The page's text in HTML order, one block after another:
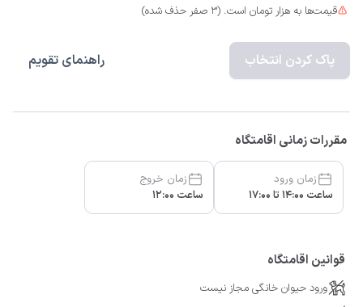
قیمت‌ها به هزار تومان است. (3 صفر حذف شده)
پاک کردن انتخاب راهنمای تقویم
مقررات زمانی اقامتگاه
زمان ورود
ساعت 14:00 تا 17:00
زمان خروج
ساعت 12:00
قوانین اقامتگاه
ورود حیوان خانگی مجاز نیست